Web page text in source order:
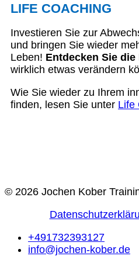
LIFE COACHING
Investieren Sie zur
und bringen Sie wieder
Leben! Entdecken Sie die
wirklich etwas verändern
Wie Sie wieder zu Ihrem
finden, lesen Sie unter Life
© 2026 Jochen Kober
+491732393127
info@jochen-kober.de